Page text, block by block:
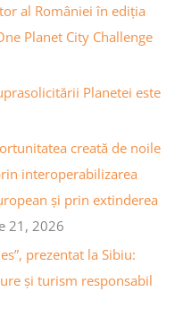
al României în ediția
Planet City Challenge
Planetei este
creată de noile
interoperabilizarea
și prin extinderea
21, 2026
prezentat la Sibiu:
și turism responsabil